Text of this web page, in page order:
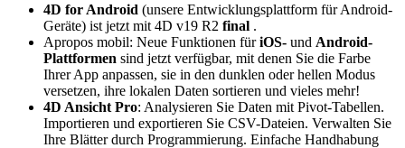
4D for Android (unsere Entwicklungsplattform für Android-
Geräte) ist jetzt mit 4D v19 R2 final .
Apropos mobil: Neue Funktionen füriOS- und Android-
Plattformen sind jetzt verfügbar, mit denen Sie die Farbe
Ihrer App anpassen, sie in den dunklen oder hellen Modus
versetzen, ihre lokalen Daten sortieren und vieles mehr!
4D Ansicht Pro: Analysieren Sie Daten mit Pivot-Tabellen.
Importieren und exportieren Sie CSV-Dateien. Verwalten Sie
Ihre Blätter durch Programmierung. Einfache Handhabung